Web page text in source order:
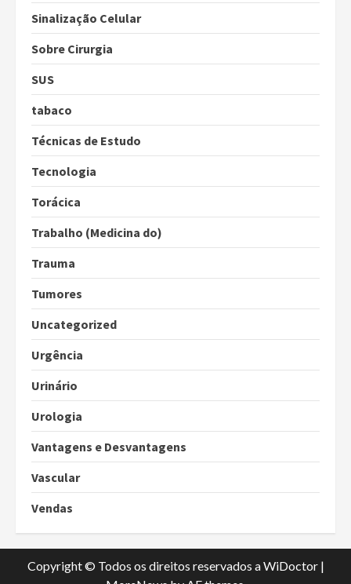
Sinalização Celular
Sobre Cirurgia
SUS
tabaco
Técnicas de Estudo
Tecnologia
Torácica
Trabalho (Medicina do)
Trauma
Tumores
Uncategorized
Urgência
Urinário
Urologia
Vantagens e Desvantagens
Vascular
Vendas
Copyright © Todos os direitos reservados a WiDoctor |